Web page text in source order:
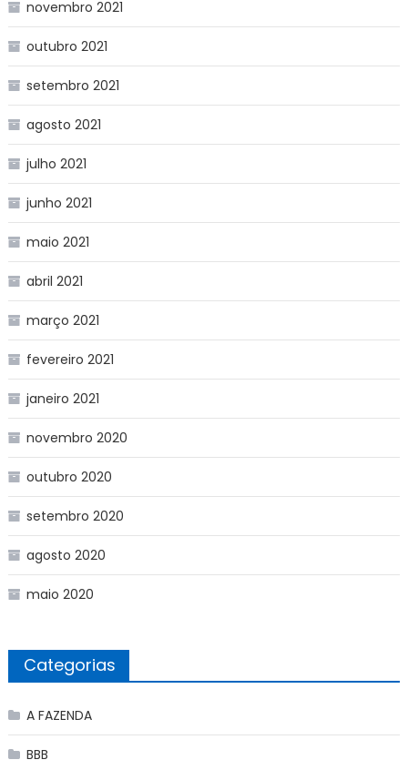
novembro 2021
outubro 2021
setembro 2021
agosto 2021
julho 2021
junho 2021
maio 2021
abril 2021
março 2021
fevereiro 2021
janeiro 2021
novembro 2020
outubro 2020
setembro 2020
agosto 2020
maio 2020
Categorias
A FAZENDA
BBB